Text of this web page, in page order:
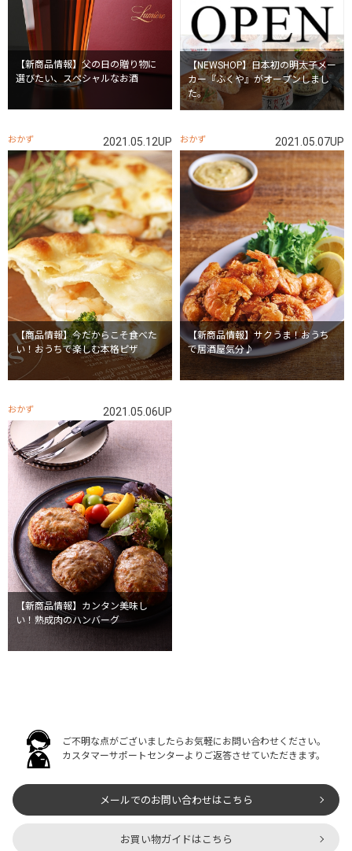
【新商品情報】父の日の贈り物に
選びたい、スペシャルなお酒
【NEWSHOP】日本初の明太子メー
カー『ふくや』がオープンしまし
た。
【商品情報】今だからこそ食べた
い！おうちで楽しむ本格ピザ
おかず 2021.05.12UP
【新商品情報】サクうま！おうち
で居酒屋気分♪
おかず 2021.05.07UP
【新商品情報】カンタン美味し
い！熟成肉のハンバーグ
おかず 2021.05.06UP
ご不明な点がございましたらお気軽にお問い合わせください。
カスタマーサポートセンターよりご返答させていただきます。
メールでのお問い合わせはこちら
お買い物ガイドはこちら